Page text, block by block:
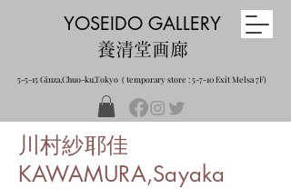
YOSEIDO GALLERY
養清堂画廊
5-5-15 Ginza,Chuo-ku,Tokyo ( temporary store : 5-7-10 Exit Melsa 7F)
川村紗耶佳
KAWAMURA,Sayaka